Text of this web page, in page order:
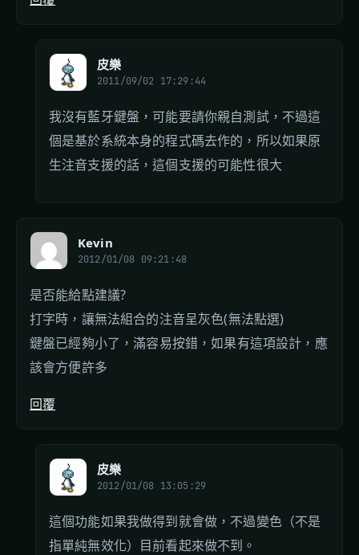
皮樂
2011/09/02 17:29:44
我沒有藍牙鍵盤，可能要請你親自測試，不過這
個是基於系統本身的程式碼去作的，所以如果原
生注音支援的話，這個支援的可能性很大
Kevin
2012/01/08 09:21:48
是否能給點建議?
打字時，讓無法組合的注音呈灰色(無法點選)
鍵盤已經夠小了，滿容易按錯，如果有這項設計，應
該會方便許多
回覆
皮樂
2012/01/08 13:05:29
這個功能如果我做得到就會做，不過變色（不是
指單純無效化）目前看起來做不到。